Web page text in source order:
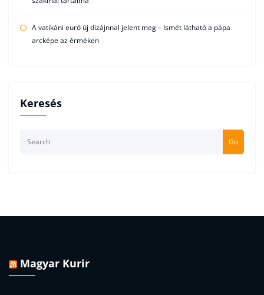
A vatikáni euró új dizájnnal jelent meg – Ismét látható a pápa
arcképe az érméken
Keresés
Go
Magyar Kurir